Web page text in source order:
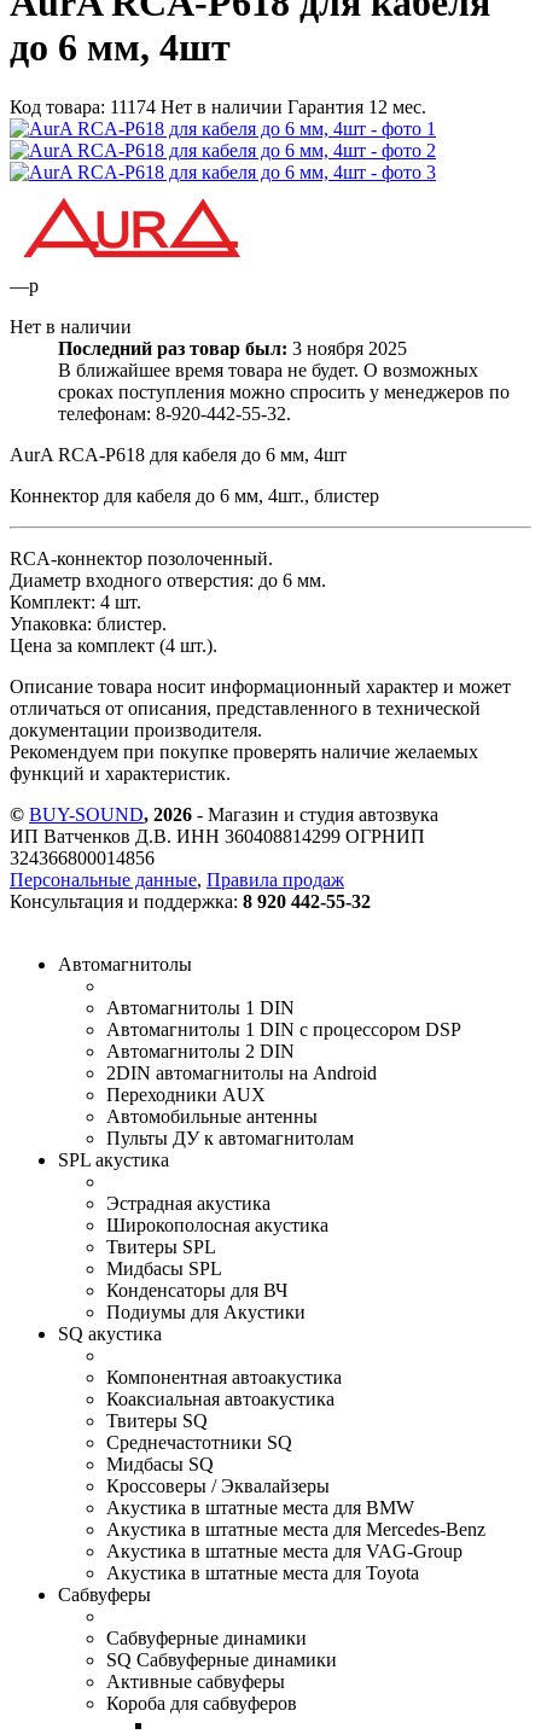
до 6 мм, 4шт
Код товара: 11174 Нет в наличии Гарантия 12 мес.
—p
Нет в наличии
Последний раз товар был: 3 ноября 2025
В ближайшее время товара не будет. О возможных
сроках поступления можно спросить у менеджеров по
телефонам: 8-920-442-55-32.
AurA RCA-P618 для кабеля до 6 мм, 4шт
Коннектор для кабеля до 6 мм, 4шт., блистер
RCA-коннектор позолоченный.
Диаметр входного отверстия: до 6 мм.
Комплект: 4 шт.
Упаковка: блистер.
Цена за комплект (4 шт.).
Описание товара носит информационный характер и может
отличаться от описания, представленного в технической
документации производителя.
Рекомендуем при покупке проверять наличие желаемых
функций и характеристик.
© BUY-SOUND, 2026 - Магазин и студия автозвука
ИП Ватченков Д.В. ИНН 360408814299 ОГРНИП
324366800014856
Персональные данные, Правила продаж
Консультация и поддержка: 8 920 442-55-32
Автомагнитолы
Автомагнитолы 1 DIN
Автомагнитолы 1 DIN с процессором DSP
Автомагнитолы 2 DIN
2DIN автомагнитолы на Android
Переходники AUX
Автомобильные антенны
Пульты ДУ к автомагнитолам
SPL акустика
Эстрадная акустика
Широкополосная акустика
Твитеры SPL
Мидбасы SPL
Конденсаторы для ВЧ
Подиумы для Акустики
SQ акустика
Компонентная автоакустика
Коаксиальная автоакустика
Твитеры SQ
Среднечастотники SQ
Мидбасы SQ
Кроссоверы / Эквалайзеры
Акустика в штатные места для BMW
Акустика в штатные места для Mercedes-Benz
Акустика в штатные места для VAG-Group
Акустика в штатные места для Toyota
Сабвуферы
Сабвуферные динамики
SQ Сабвуферные динамики
Активные сабвуферы
Короба для сабвуферов